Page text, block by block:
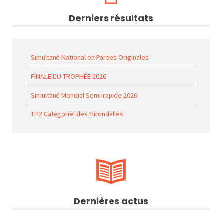
Derniers résultats
Simultané National en Parties Originales
FINALE DU TROPHÉE 2026
Simultané Mondial Semi-rapide 2026
TH2 Catégoriel des Hirondelles
Dernières actus